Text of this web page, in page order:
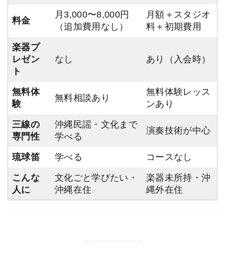
料金
月3,000〜8,000円
（追加費用なし）
月額＋スタジオ
料＋初期費用
楽器プ
レゼン
ト
なし あり（入会時）
無料体
験
無料相談あり
無料体験レッス
ンあり
三線の
専門性
沖縄民謡・文化まで
学べる
演奏技術が中心
琉球笛 学べる コースなし
こんな
人に
文化ごと学びたい・
沖縄在住
楽器未所持・沖
縄外在住